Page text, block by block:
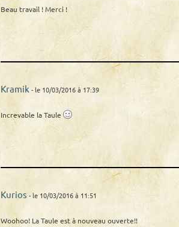
Beau travail ! Merci !
Kramik - le 10/03/2016 à 17:39
Increvable la Taule
Kurios - le 10/03/2016 à 11:51
Woohoo! La Taule est à nouveau ouverte!!